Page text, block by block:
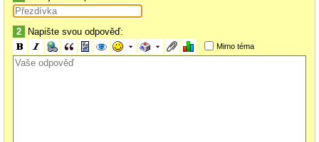
2 Napište svou odpověď:
Mimo téma